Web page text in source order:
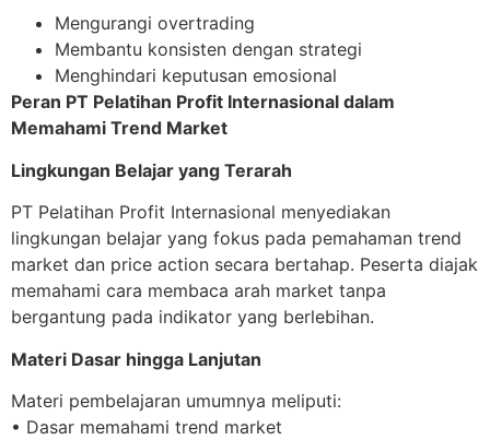
Mengurangi overtrading
Membantu konsisten dengan strategi
Menghindari keputusan emosional
Peran PT Pelatihan Profit Internasional dalam
Memahami Trend Market
Lingkungan Belajar yang Terarah
PT Pelatihan Profit Internasional menyediakan
lingkungan belajar yang fokus pada pemahaman trend
market dan price action secara bertahap. Peserta diajak
memahami cara membaca arah market tanpa
bergantung pada indikator yang berlebihan.
Materi Dasar hingga Lanjutan
Materi pembelajaran umumnya meliputi:
• Dasar memahami trend market